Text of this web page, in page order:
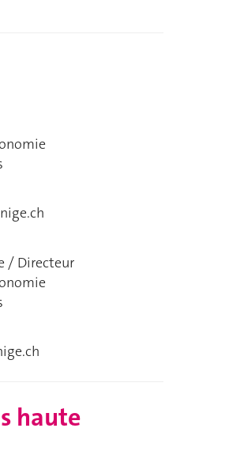
/ Directeur
haute